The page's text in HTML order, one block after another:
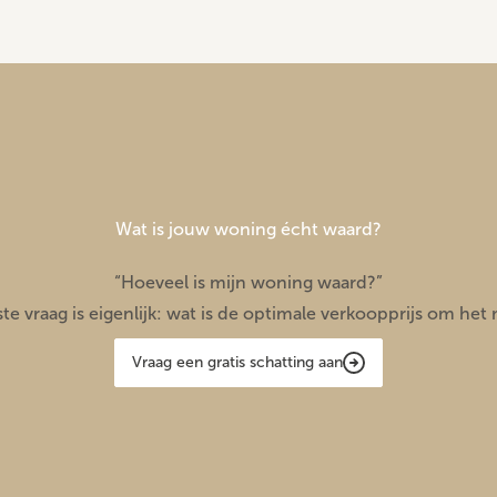
Wat is jouw woning écht waard?
“Hoeveel is mijn woning waard?”
vraag is eigenlijk: wat is de optimale verkoopprijs om het
Vraag een gratis schatting aan